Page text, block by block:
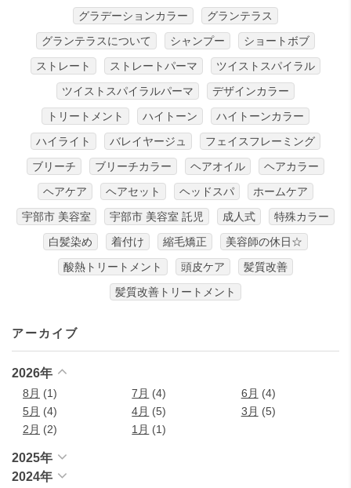
グラデーションカラー
グランテラス
グランテラスについて
シャンプー
ショートボブ
ストレート
ストレートパーマ
ツイストスパイラル
ツイストスパイラルパーマ
デザインカラー
トリートメント
ハイトーン
ハイトーンカラー
ハイライト
バレイヤージュ
フェイスフレーミング
ブリーチ
ブリーチカラー ヘアオイル
ヘアカラー
ヘアケア
ヘアセット ヘッドスパ
ホームケア
宇部市 美容室
宇部市 美容室 託児 成人式
特殊カラー
白髪染め
着付け 縮毛矯正
美容師の休日☆
酸熱トリートメント
頭皮ケア
髪質改善
髪質改善トリートメント
アーカイブ
2026年
8月 (1) 7月 (4) 6月 (4)
5月 (4) 4月 (5) 3月 (5)
2月 (2) 1月 (1)
2025年
2024年